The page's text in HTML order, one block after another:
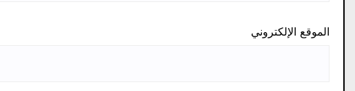
الموقع الإلكتروني